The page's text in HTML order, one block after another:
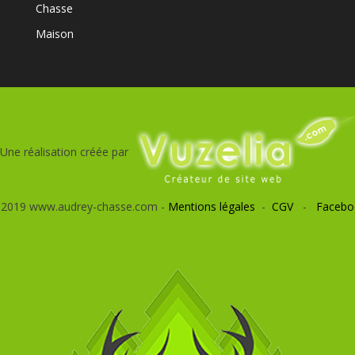
Chasse
Maison
Une réalisation créée par
www.audrey-chasse.com - Mentions légales - CGV-